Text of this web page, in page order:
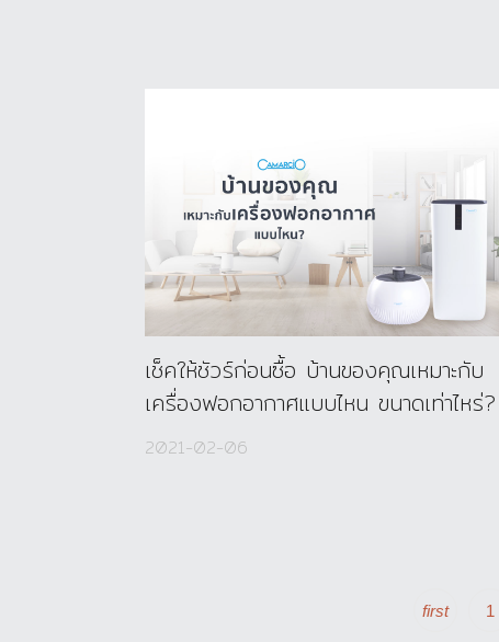
เช็คให้ชัวร์ก่อนซื้อ บ้านของคุณเหมาะกับ
เครื่องฟอกอากาศแบบไหน ขนาดเท่าไหร่?
2021-02-06
first 1